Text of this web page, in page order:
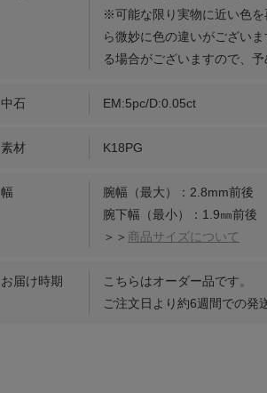
※可能な限り実物に近い色
ら微妙に色の違いがござい
る場合がございますので、予
中石 EM:5pc/D:0.05ct
素材 K18PG
幅
腕幅（最大）：2.8mm前後
腕下幅（最小）：1.9㎜前後
＞＞ 商品サイズについて
お届け時期
こちらはオーダー品です。
ご注文日より約6週間での発